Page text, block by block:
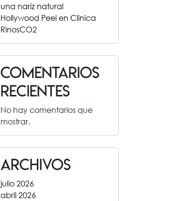
una nariz natural
Hollywood Peel en Clínica
RinosCO2
Comentarios
recientes
No hay comentarios que
mostrar.
Archivos
julio 2026
abril 2026